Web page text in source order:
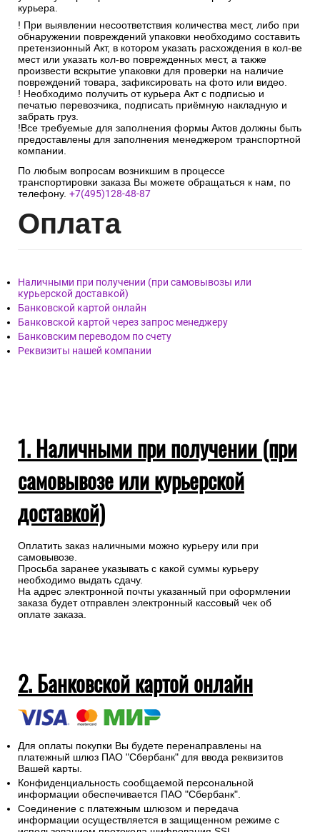
курьера.
! При выявлении несоответствия количества мест, либо при
обнаружении повреждений упаковки необходимо составить
претензионный Акт, в котором указать расхождения в кол-ве
мест или указать кол-во поврежденных мест, а также
произвести вскрытие упаковки для проверки на наличие
повреждений товара, зафиксировать на фото или видео.
! Необходимо получить от курьера Акт с подписью и
печатью перевозчика, подписать приёмную накладную и
забрать груз.
!Все требуемые для заполнения формы Актов должны быть
предоставлены для заполнения менеджером транспортной
компании.
По любым вопросам возникшим в процессе
транспортировки заказа Вы можете обращаться к нам, по
телефону. +7(495)128-48-87
Оплата
Наличными при получении (при самовывозы или
курьерской доставкой)
Банковской картой онлайн
Банковской картой через запрос менеджеру
Банковским переводом по счету
Реквизиты нашей компании
1. Наличными при получении (при
самовывозе или курьерской
доставкой)
Оплатить заказ наличными можно курьеру или при
самовывозе.
Просьба заранее указывать с какой суммы курьеру
необходимо выдать сдачу.
На адрес электронной почты указанный при оформлении
заказа будет отправлен электронный кассовый чек об
оплате заказа.
2. Банковской картой онлайн
Для оплаты покупки Вы будете перенаправлены на
платежный шлюз ПАО "Сбербанк" для ввода реквизитов
Вашей карты.
Конфиденциальность сообщаемой персональной
информации обеспечивается ПАО "Сбербанк".
Соединение с платежным шлюзом и передача
информации осуществляется в защищенном режиме с